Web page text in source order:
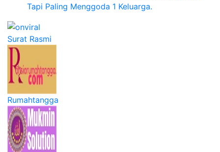
Tapi Paling Menggoda 1 Keluarga.
Surat Rasmi
Rumahtangga